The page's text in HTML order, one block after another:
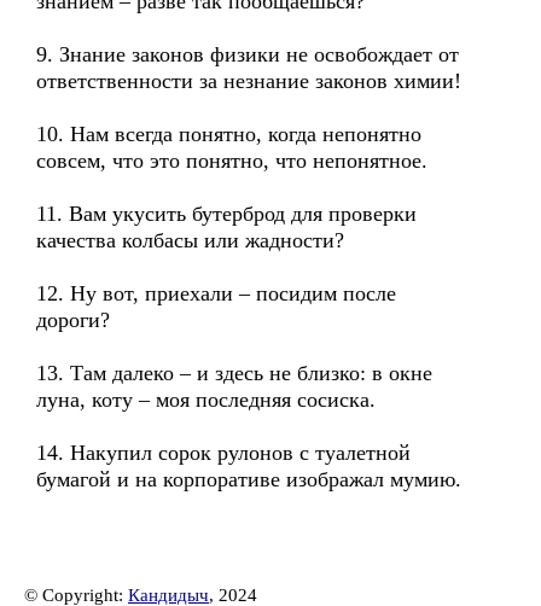
9. Знание законов физики не освобождает от
ответственности за незнание законов химии!
10. Нам всегда понятно, когда непонятно
совсем, что это понятно, что непонятное.
11. Вам укусить бутерброд для проверки
качества колбасы или жадности?
12. Ну вот, приехали – посидим после
дороги?
13. Там далеко – и здесь не близко: в окне
луна, коту – моя последняя сосиска.
14. Накупил сорок рулонов с туалетной
бумагой и на корпоративе изображал мумию.
© Copyright: Кандидыч, 2024